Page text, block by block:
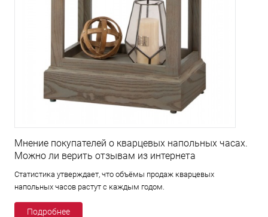
Мнение покупателей о кварцевых напольных часах.
Можно ли верить отзывам из интернета
Статистика утверждает, что объёмы продаж кварцевых
напольных часов растут с каждым годом.
Подробнее